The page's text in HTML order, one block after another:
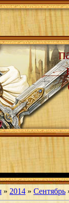
» 2014 » Сентябрь